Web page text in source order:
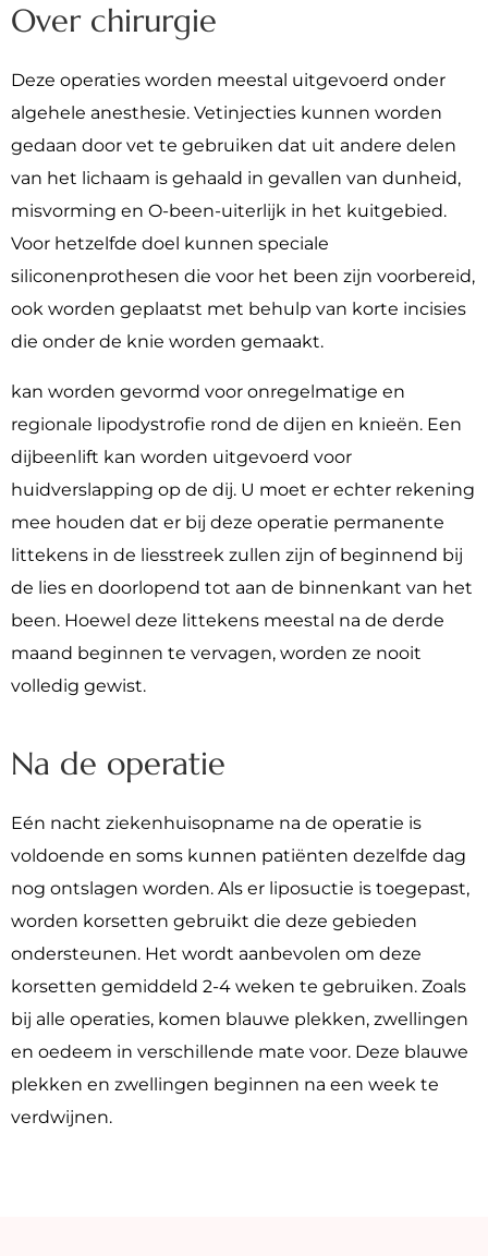
Over chirurgie
Deze operaties worden meestal uitgevoerd onder
algehele anesthesie. Vetinjecties kunnen worden
gedaan door vet te gebruiken dat uit andere delen
van het lichaam is gehaald in gevallen van dunheid,
misvorming en O-been-uiterlijk in het kuitgebied.
Voor hetzelfde doel kunnen speciale
siliconenprothesen die voor het been zijn voorbereid,
ook worden geplaatst met behulp van korte incisies
die onder de knie worden gemaakt.
kan worden gevormd voor onregelmatige en
regionale lipodystrofie rond de dijen en knieën. Een
dijbeenlift kan worden uitgevoerd voor
huidverslapping op de dij. U moet er echter rekening
mee houden dat er bij deze operatie permanente
littekens in de liesstreek zullen zijn of beginnend bij
de lies en doorlopend tot aan de binnenkant van het
been. Hoewel deze littekens meestal na de derde
maand beginnen te vervagen, worden ze nooit
volledig gewist.
Na de operatie
Eén nacht ziekenhuisopname na de operatie is
voldoende en soms kunnen patiënten dezelfde dag
nog ontslagen worden. Als er liposuctie is toegepast,
worden korsetten gebruikt die deze gebieden
ondersteunen. Het wordt aanbevolen om deze
korsetten gemiddeld 2-4 weken te gebruiken. Zoals
bij alle operaties, komen blauwe plekken, zwellingen
en oedeem in verschillende mate voor. Deze blauwe
plekken en zwellingen beginnen na een week te
verdwijnen.